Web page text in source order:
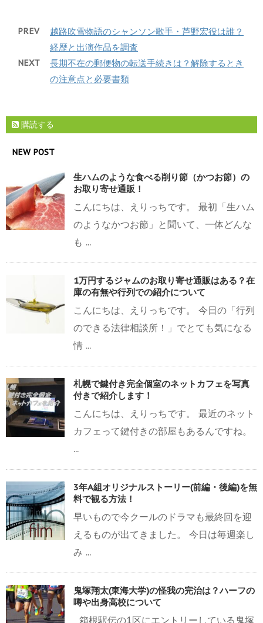
PREV
越路吹雪物語のシャンソン歌手・芦野宏役は誰？
経歴と出演作品を調査
NEXT
長期不在の郵便物の転送手続きは？解除するとき
の注意点と必要書類
購読する
NEW POST
生ハムのような食べる削り節（かつお節）の
お取り寄せ通販！
こんにちは、えりっちです。 最初「生ハム
のようなかつお節」と聞いて、一体どんな
も ...
1万円するジャムのお取り寄せ通販はある？在
庫の有無や行列での紹介について
こんにちは、えりっちです。 今日の「行列
のできる法律相談所！」でとても気になる
情 ...
札幌で鍵付き完全個室のネットカフェを写真
付きで紹介します！
こんにちは、えりっちです。 最近のネット
カフェって鍵付きの部屋もあるんですね。
...
3年A組オリジナルストーリー(前編・後編)を無
料で観る方法！
早いもので今クールのドラマも最終回を迎
えるものが出てきました。 今日は毎週楽し
み ...
鬼塚翔太(東海大学)の怪我の完治は？ハーフの
噂や出身高校について
箱根駅伝の1区にエントリーしている鬼塚